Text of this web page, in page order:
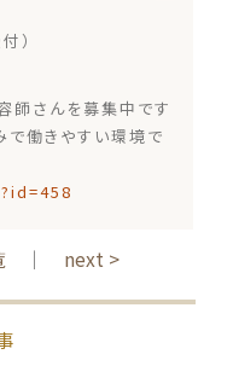
）
師さんを募集中です
で働きやすい環境で
｜ next >